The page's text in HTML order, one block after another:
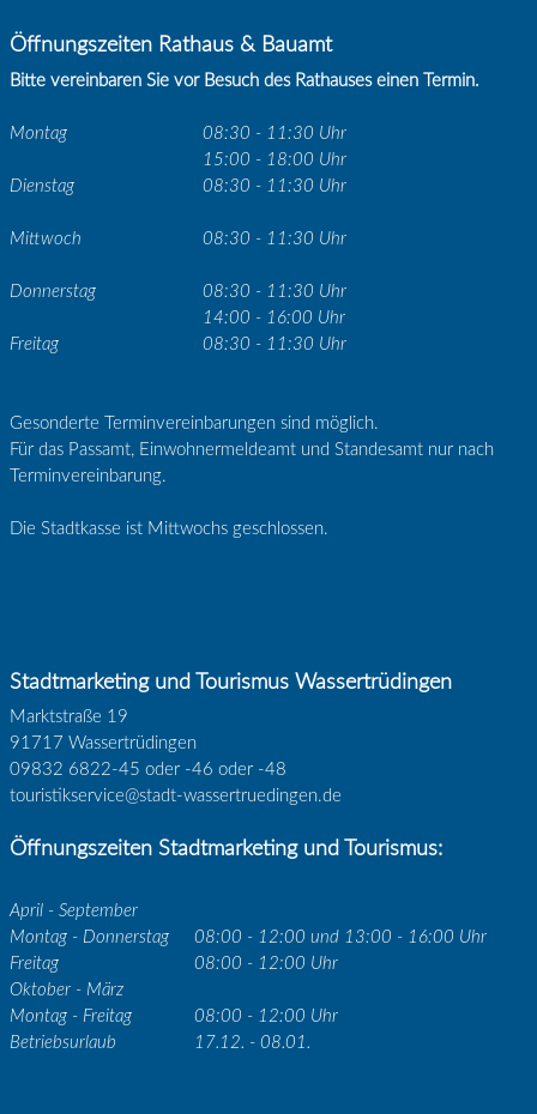
Öffnungszeiten Rathaus & Bauamt
Bitte vereinbaren Sie vor Besuch des Rathauses einen Termin.
Montag
08:30 - 11:30 Uhr
15:00 - 18:00 Uhr
Dienstag
08:30 - 11:30 Uhr
Mittwoch 08:30 - 11:30 Uhr
Donnerstag
08:30 - 11:30 Uhr
14:00 - 16:00 Uhr
Freitag
08:30 - 11:30 Uhr
Gesonderte Terminvereinbarungen sind möglich.
Für das Passamt, Einwohnermeldeamt und Standesamt nur nach
Terminvereinbarung.
Die Stadtkasse ist Mittwochs geschlossen.
Stadtmarketing und Tourismus Wassertrüdingen
Marktstraße 19
91717 Wassertrüdingen
09832 6822-45 oder -46 oder -48
touristikservice@stadt-wassertruedingen.de
Öffnungszeiten Stadtmarketing und Tourismus:
April - September
Montag - Donnerstag
08:00 - 12:00 und 13:00 - 16:00 Uhr
Freitag
08:00 - 12:00 Uhr
Oktober - März
Montag - Freitag
08:00 - 12:00 Uhr
Betriebsurlaub
17.12. - 08.01.